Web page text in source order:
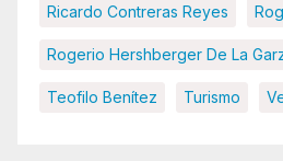
Ricardo Contreras Reyes
Rogerio Hershberger De La
Teofilo Benítez Turismo